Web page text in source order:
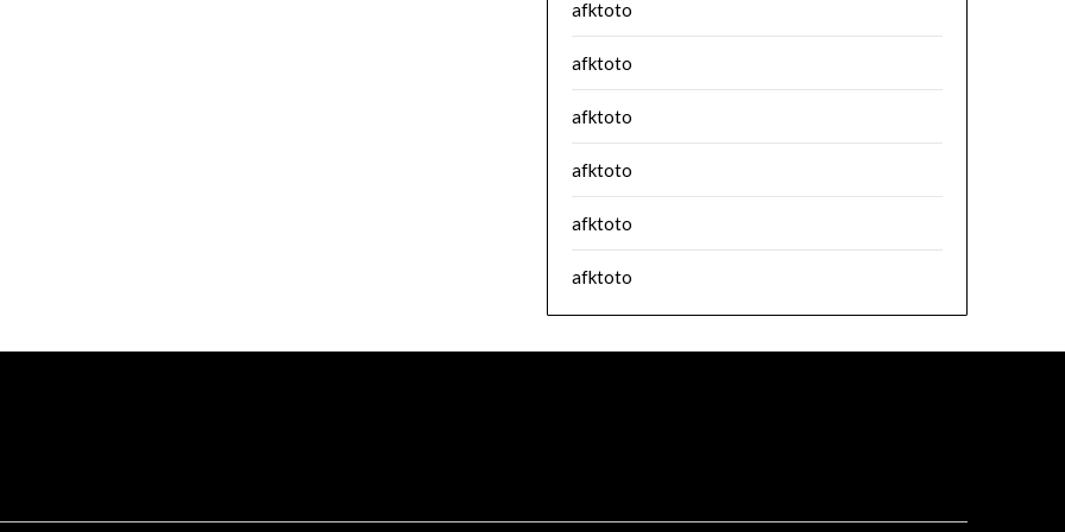
afktoto
afktoto
afktoto
afktoto
afktoto
afktoto